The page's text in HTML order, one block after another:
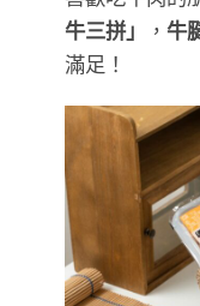
牛三拼」
， 牛
滿足！